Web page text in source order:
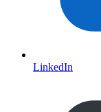
LinkedIn